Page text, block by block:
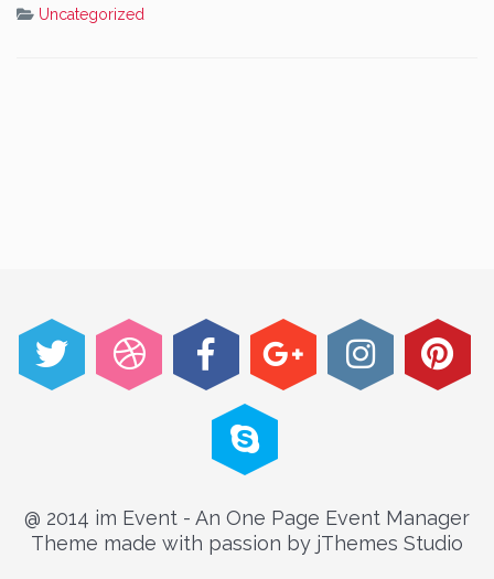
Uncategorized
@ 2014 im Event - An One Page Event Manager
Theme made with passion by jThemes Studio